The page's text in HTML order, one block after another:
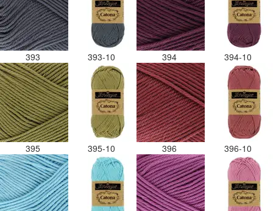
393 393-10 394 394-10
395 395-10 396 396-10